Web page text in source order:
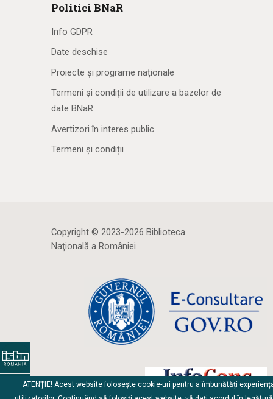
Politici BNaR
Info GDPR
Date deschise
Proiecte și programe naționale
Termeni și condiții de utilizare a bazelor de
date BNaR
Avertizori în interes public
Termeni și condiții
Copyright © 2023-2026 Biblioteca
Naţională a României
ATENȚIE! Acest website folosește cookie-uri pentru a îmbunătăți